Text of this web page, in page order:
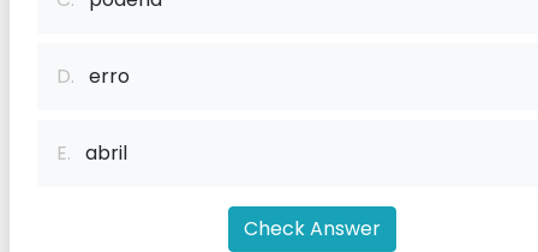
D. erro
E. abril
Check Answer